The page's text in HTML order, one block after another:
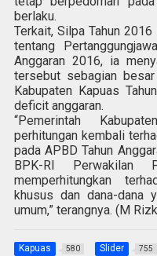
berlaku.
Terkait, Silpa Tahun
tentang
Anggaran 2016, ia
tersebut sebagian
Kabupaten Kapuas
deficit anggaran.
“Pemerintah
perhitungan kembali
pada APBD Tahun
BPK-RI Perwakilan
memperhitungkan
khusus dan dana-dana
umum,” terangnya. (M
Kapuas 580 Slider 755